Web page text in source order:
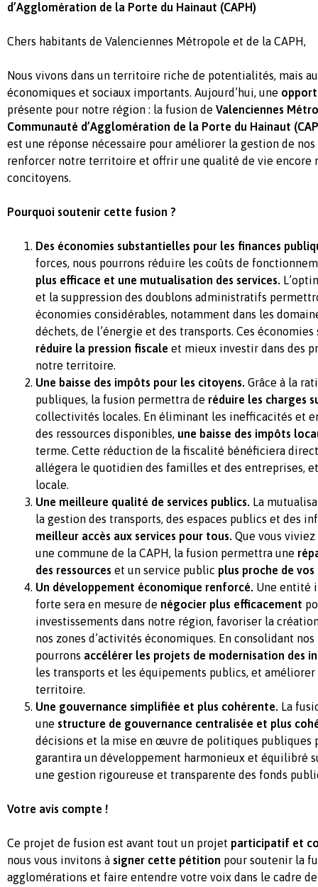
d’Agglomération de la Porte du Hainaut (CAPH)
Chers habitants de Valenciennes Métropole et de la CAPH,
Nous vivons dans un territoire riche de potentialités, mais
économiques et sociaux importants. Aujourd’hui, une
présente pour notre région : la fusion de Valenciennes
Communauté d’Agglomération de la Porte du Hainaut
est une réponse nécessaire pour améliorer la gestion de
renforcer notre territoire et offrir une qualité de vie encore
concitoyens.
Pourquoi soutenir cette fusion ?
Des économies substantielles pour les finances
forces, nous pourrons réduire les coûts de
plus efficace et une mutualisation des services.
et la suppression des doublons administratifs
économies considérables, notamment dans les
déchets, de l’énergie et des transports. Ces
réduire la pression fiscale et mieux investir dans des
notre territoire.
Une baisse des impôts pour les citoyens. Grâce à la
publiques, la fusion permettra de réduire les charges
collectivités locales. En éliminant les inefficacités et
des ressources disponibles, une baisse des impôts
terme. Cette réduction de la fiscalité bénéficiera
allégera le quotidien des familles et des entreprises,
locale.
Une meilleure qualité de services publics. La
la gestion des transports, des espaces publics et des
meilleur accès aux services pour tous. Que vous viviez
une commune de la CAPH, la fusion permettra une
des ressources et un service public plus proche de vos
Un développement économique renforcé. Une entité
forte sera en mesure de négocier plus efficacement
investissements dans notre région, favoriser la
nos zones d’activités économiques. En consolidant nos
pourrons accélérer les projets de modernisation des
les transports et les équipements publics, et
territoire.
Une gouvernance simplifiée et plus cohérente. La
une structure de gouvernance centralisée et plus
décisions et la mise en œuvre de politiques publiques
garantira un développement harmonieux et équilibré
une gestion rigoureuse et transparente des fonds
Votre avis compte !
Ce projet de fusion est avant tout un projet participatif et
nous vous invitons à signer cette pétition pour soutenir la
agglomérations et faire entendre votre voix dans le cadre